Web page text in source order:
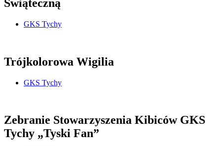
Świąteczną
GKS Tychy
Trójkolorowa Wigilia
GKS Tychy
Zebranie Stowarzyszenia Kibiców GKS
Tychy „Tyski Fan”